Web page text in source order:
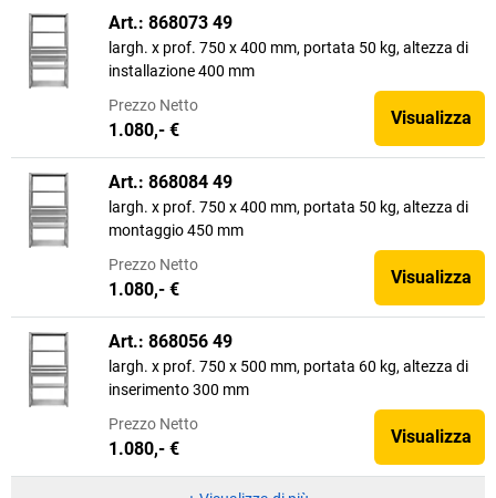
Art.: 868073 49
largh. x prof. 750 x 400 mm, portata 50 kg, altezza di
installazione 400 mm
Prezzo Netto
1.080,- €
Visualizza
Art.: 868084 49
largh. x prof. 750 x 400 mm, portata 50 kg, altezza di
montaggio 450 mm
Prezzo Netto
1.080,- €
Visualizza
Art.: 868056 49
largh. x prof. 750 x 500 mm, portata 60 kg, altezza di
inserimento 300 mm
Prezzo Netto
1.080,- €
Visualizza